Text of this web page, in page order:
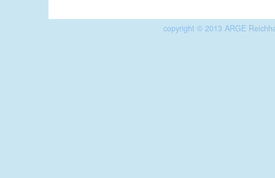
copyright © 2013 ARGE